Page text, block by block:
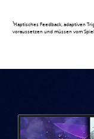
1Haptisches Feedback, adaptiven
voraussetzen und müssen vom